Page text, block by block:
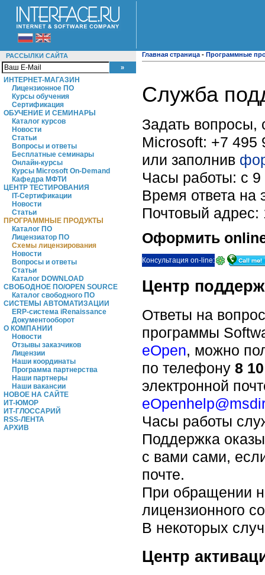
РАССЫЛКИ САЙТА
ИНТЕРНЕТ-МАГАЗИН
Лицензионное ПО
Курсы обучения
Сертификация
ОБУЧЕНИЕ И СЕМИНАРЫ
Каталог курсов
Новости
Статьи
Вопросы и ответы
Бесплатные семинары
Онлайн-курсы
Курсы Microsoft On-Demand
Кафедра МФТИ
ЦЕНТР ТЕСТИРОВАНИЯ
IT-Сертификации
Новости
Статьи
ПРОГРАММНЫЕ ПРОДУКТЫ
Каталог ПО
Лицензиатор ПО
Схемы лицензирования
Новости
Вопросы и ответы
Статьи
Каталог DOWNLOAD
СВОБОДНОЕ ПО/OPEN SOURCE
Каталог свободного ПО
СИСТЕМЫ АВТОМАТИЗАЦИИ
ERP-система iRenaissance
Документооборот
О КОМПАНИИ
Новости
Отзывы заказчиков
Лицензии
Наши координаты
Программа партнерства
Наши партнеры
Наши вакансии
НОВОЕ НА САЙТЕ
ИТ-ЮМОР
ИТ-ГЛОССАРИЙ
RSS-ЛЕНТА
АРХИВ
Главная страница - Программные
Служба
Задать вопросы,
Microsoft: +7 495
или заполнив
Часы работы: с 9
Время ответа на
Почтовый адрес:
Оформить
Консультация on-line:
Центр
Ответы на
программы
eOpen, можно
по телефону 8
электронной
Часы работы
Поддержка
с вами сами,
почте.
При обращении
лицензионного
В некоторых
Центр